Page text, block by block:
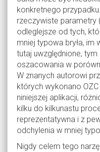
konkretnego
rzeczywiste parametry
odleglejsze od tych,
mniej typowa bryła, im
tutaj uwzględnione,
oszacowania w
W znanych autorowi
których wykonano
niniejszej aplikacji,
kilku do kilkunastu
reprezentatywna i z
odchylenia w mniej
Nigdy celem tego